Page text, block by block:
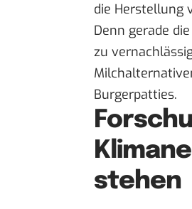
die Herstellung
Denn gerade
zu
Burgerpatties.
stehen